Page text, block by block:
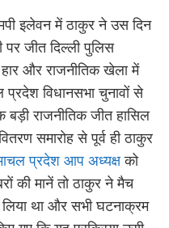
इलेवन में ठाकुर ने उस दिन
पर जीत दिल्ली पुलिस
और राजनीतिक खेला में
प्रदेश विधानसभा चुनावों से
राजनीतिक जीत हासिल
समारोह से पूर्व ही ठाकुर
प्रदेश आप अध्यक्षको
की मानें तो ठाकुर ने मैच
था और सभी घटनाक्रम